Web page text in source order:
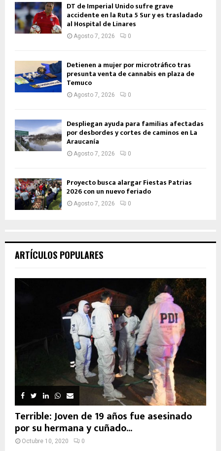
DT de Imperial Unido sufre grave
accidente en la Ruta 5 Sur y es trasladado
al Hospital de Linares
Agosto 7, 2026 0
Detienen a mujer por microtráfico tras
presunta venta de cannabis en plaza de
Temuco
Agosto 7, 2026 0
Despliegan ayuda para familias afectadas
por desbordes y cortes de caminos en La
Araucanía
Agosto 7, 2026 0
Proyecto busca alargar Fiestas Patrias
2026 con un nuevo feriado
Agosto 7, 2026 0
ARTÍCULOS POPULARES
Terrible: Joven de 19 años fue asesinado
por su hermana y cuñado...
Octubre 10, 2020 0